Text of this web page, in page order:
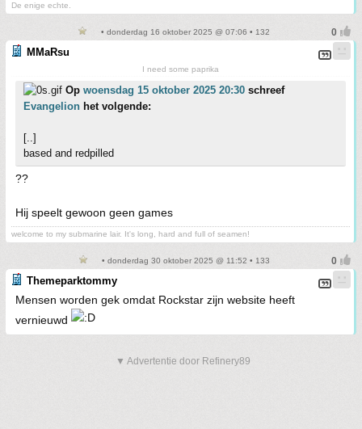
De enige echte.
• donderdag 16 oktober 2025 @ 07:06 • 132
MMaRsu
I need some paprika
Op woensdag 15 oktober 2025 20:30 schreef
Evangelion het volgende:
[..]
based and redpilled
??
Hij speelt gewoon geen games
welcome to my submarine lair. It's long, hard and full of seamen!
• donderdag 30 oktober 2025 @ 11:52 • 133
Themeparktommy
Mensen worden gek omdat Rockstar zijn website heeft
vernieuwd
▼ Advertentie door Refinery89